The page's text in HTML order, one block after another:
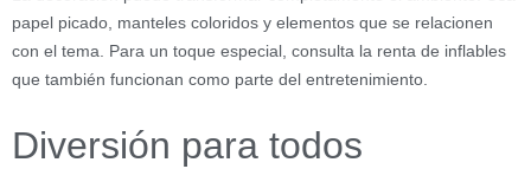
papel picado, manteles coloridos y elementos que se relacionen
con el tema. Para un toque especial, consulta la renta de inflables
que también funcionan como parte del entretenimiento.
Diversión para todos